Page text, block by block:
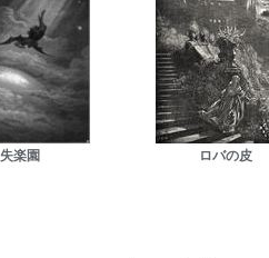
失楽園 ロバの皮